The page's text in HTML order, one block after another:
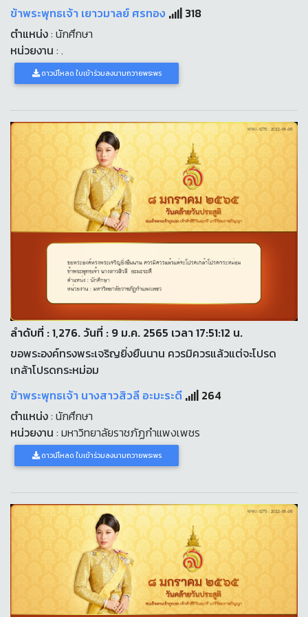
ข้าพระพุทธเจ้า เยาวมาลย์ ศรทอง
318
ตำแหน่ง: นักศึกษา
หน่วยงาน : .
ดาวน์โหลด ใบเข้าร่วมลงนามถวายพระพร
ลำดับที่ : 1,276. วันที่ : 9 ม.ค. 2565 เวลา 17:51:12 น.
ขอพระองค์ทรงพระเจริญยิ่งยืนนาน ควรมิควรแล้วแต่จะโปรด
เกล้าโปรดกระหม่อม
ข้าพระพุทธเจ้า นางสาวสิวลี อะมะระดี
264
ตำแหน่ง: นักศึกษา
หน่วยงาน : มหาวิทยาลัยราชภัฏกำแพงเพชร
ดาวน์โหลด ใบเข้าร่วมลงนามถวายพระพร